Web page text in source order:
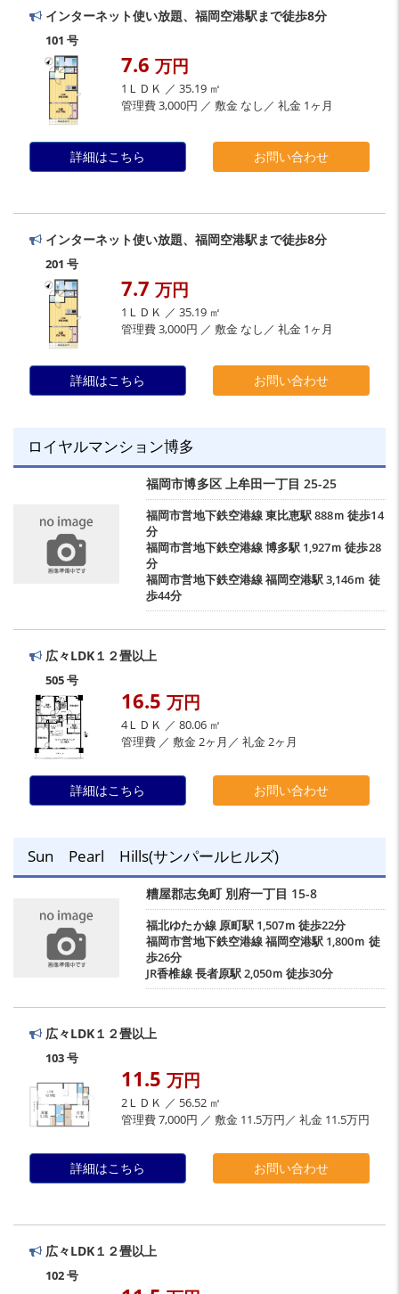
インターネット使い放題、福岡空港駅まで徒歩8分
101 号
7.6 万円
1ＬＤＫ ／ 35.19 ㎡
管理費 3,000円 ／ 敷金 なし／ 礼金 1ヶ月
詳細はこちら お問い合わせ
インターネット使い放題、福岡空港駅まで徒歩8分
201 号
7.7 万円
1ＬＤＫ ／ 35.19 ㎡
管理費 3,000円 ／ 敷金 なし／ 礼金 1ヶ月
詳細はこちら お問い合わせ
ロイヤルマンション博多
福岡市博多区 上牟田一丁目 25-25
福岡市営地下鉄空港線東比恵駅888ｍ 徒歩14
分
福岡市営地下鉄空港線博多駅 1,927ｍ 徒歩28
分
福岡市営地下鉄空港線福岡空港駅3,146ｍ 徒
歩44分
広々LDK１２畳以上
505 号
16.5 万円
4ＬＤＫ ／ 80.06 ㎡
管理費 ／ 敷金 2ヶ月／ 礼金 2ヶ月
詳細はこちら お問い合わせ
Sun Pearl Hills(サンパールヒルズ)
糟屋郡志免町 別府一丁目 15-8
福北ゆたか線 原町駅1,507ｍ 徒歩22分
福岡市営地下鉄空港線福岡空港駅 1,800ｍ 徒
歩26分
JR香椎線長者原駅2,050ｍ 徒歩30分
広々LDK１２畳以上
103 号
11.5 万円
2ＬＤＫ ／ 56.52 ㎡
管理費 7,000円 ／ 敷金 11.5万円／ 礼金 11.5万円
詳細はこちら お問い合わせ
広々LDK１２畳以上
102 号